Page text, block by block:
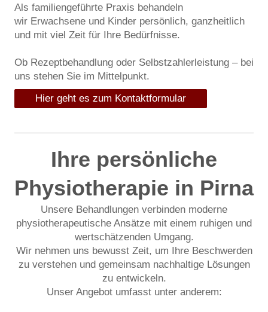
Als familiengeführte Praxis behandeln
wir Erwachsene und Kinder persönlich, ganzheitlich
und mit viel Zeit für Ihre Bedürfnisse.
Ob Rezeptbehandlung oder Selbstzahlerleistung – bei
uns stehen Sie im Mittelpunkt.
Hier geht es zum Kontaktformular
Ihre persönliche
Physiotherapie in Pirna
Unsere Behandlungen verbinden moderne
physiotherapeutische Ansätze mit einem ruhigen und
wertschätzenden Umgang.
Wir nehmen uns bewusst Zeit, um Ihre Beschwerden
zu verstehen und gemeinsam nachhaltige Lösungen
zu entwickeln.
Unser Angebot umfasst unter anderem: